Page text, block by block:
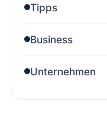
Tipps
Business
Unternehmen